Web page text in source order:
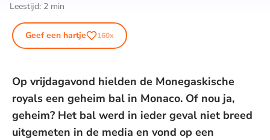
Leestijd: 2 min
Geef een hartje 160x
Op vrijdagavond hielden de Monegaskische
royals een geheim bal in Monaco. Of nou ja,
geheim? Het bal werd in ieder geval niet breed
uitgemeten in de media en vond op een